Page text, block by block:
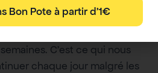
C’est ce qui nous
chaque jour malgré les
Bon Pote à partir d'1€